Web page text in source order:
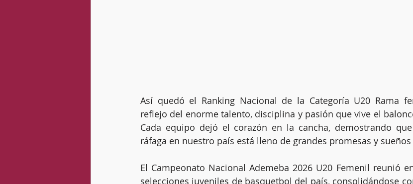
Así quedó el Ranking Nacional de la Categoría U20 Rama
reflejo del enorme talento, disciplina y pasión que vive el
Cada equipo dejó el corazón en la cancha, demostrando
ráfaga en nuestro país está lleno de grandes promesas y
El Campeonato Nacional Ademeba 2026 U20 Femenil reunió
selecciones juveniles de basquetbol del país, consolidándose